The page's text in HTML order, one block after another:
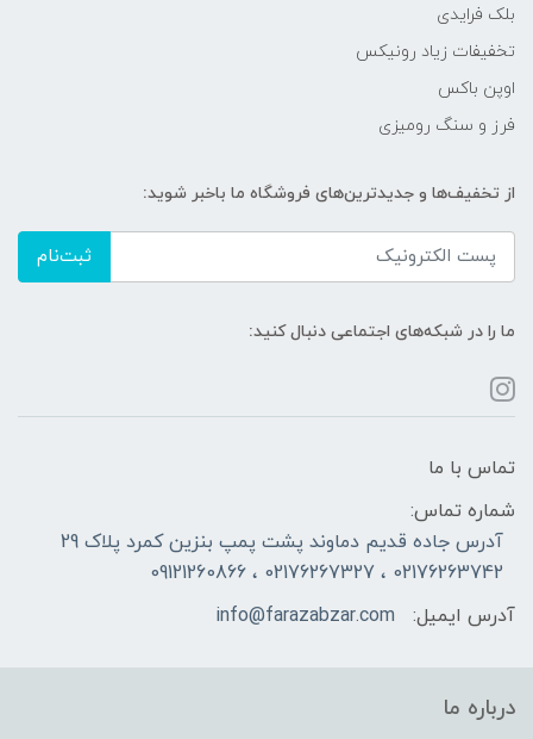
بلک فرایدی
تخفیفات زیاد رونیکس
اوپن باکس
فرز و سنگ رومیزی
از تخفیف‌ها و جدیدترین‌های فروشگاه ما باخبر شوید:
ثبت‌نام
ما را در شبکه‌های اجتماعی دنبال کنید:
تماس با ما
شماره تماس:
آدرس جاده قدیم دماوند پشت پمپ بنزین کمرد پلاک 29
02176263742 ، 02176267327 ، 09121260866
آدرس ایمیل:
info@farazabzar.com
درباره ما